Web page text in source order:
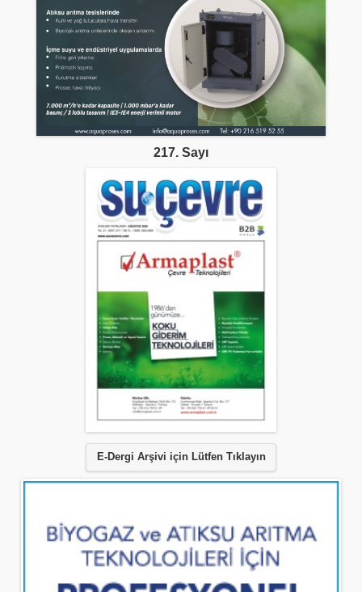
217. Sayı
E-Dergi Arşivi için Lütfen Tıklayın